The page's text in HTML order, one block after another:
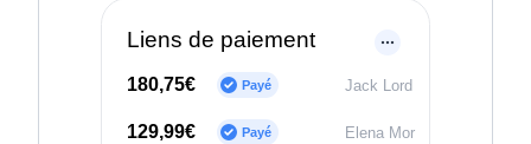
Liens de paiement
180,75€ Payé Jack Lord
129,99€ Payé Elena Mor